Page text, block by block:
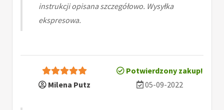
instrukcji opisana szczegółowo. Wysyłka
ekspresowa.
Potwierdzony zakup!
Milena Putz
05-09-2022